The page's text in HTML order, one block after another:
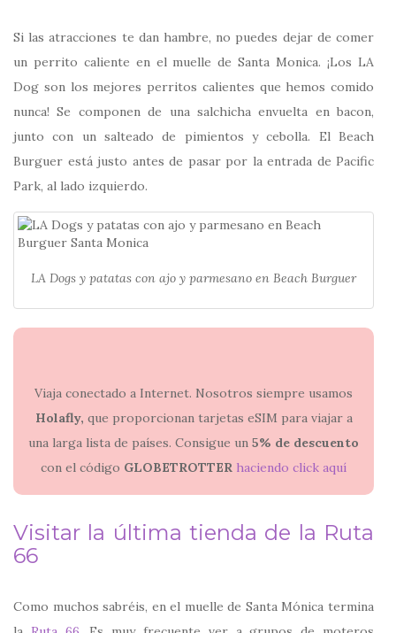
Si las atracciones te dan hambre, no puedes dejar de comer
un perrito caliente en el muelle de Santa Monica. ¡Los LA
Dog son los mejores perritos calientes que hemos comido
nunca! Se componen de una salchicha envuelta en bacon,
junto con un salteado de pimientos y cebolla. El Beach
Burguer está justo antes de pasar por la entrada de Pacific
Park, al lado izquierdo.
LA Dogs y patatas con ajo y parmesano en Beach Burguer
Viaja conectado a Internet. Nosotros siempre usamos
Holafly, que proporcionan tarjetas eSIM para viajar a
una larga lista de países. Consigue un 5% de descuento
con el código GLOBETROTTER haciendo click aquí
Visitar la última tienda de la Ruta
66
Como muchos sabréis, en el muelle de Santa Mónica termina